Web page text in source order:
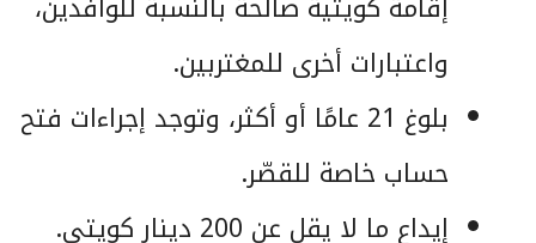
واعتبارات أخرى للمغتربين.
بلوغ 21 عامًا أو أكثر، وتوجد إجراءات فتح
حساب خاصة للقصّر.
إيداع ما لا يقل عن 200 دينار كويتي.